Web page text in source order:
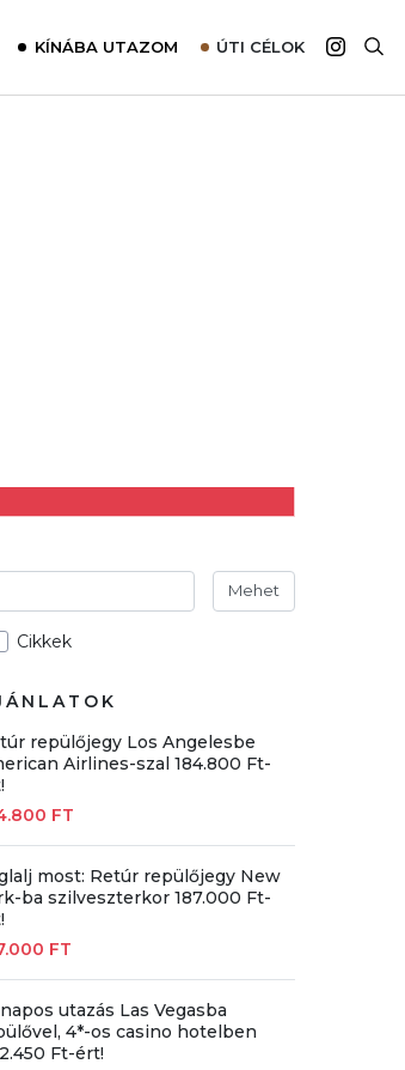
KÍNÁBA UTAZOM ÚTI CÉLOK
Mehet
Cikkek
repülőjegy Los Angelesbe
Airlines-szal 184.800 Ft-
FT
most: Retúr repülőjegy New
ba szilveszterkor 187.000 Ft-
FT
utazás Las Vegasba
4*-os casino hotelben
Ft-ért!